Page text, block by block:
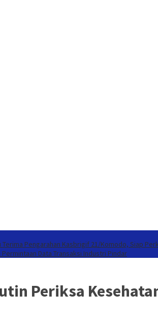
Pengarahan Kasbrigif 21/Komodo, Siap
Data Transaksi Industri Pindar
Periksa